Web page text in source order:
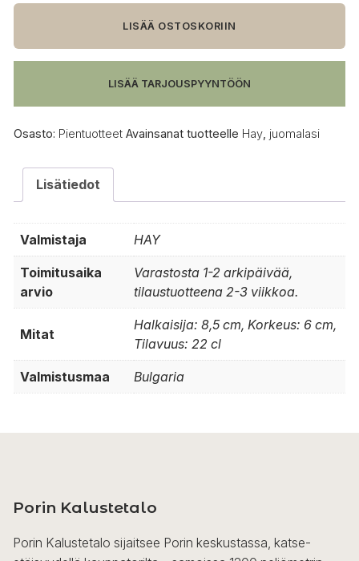
22
4-
pack
LISÄÄ OSTOSKORIIN
LISÄÄ TARJOUSPYYNTÖÖN
Osasto: Pientuotteet Avainsanat tuotteelle Hay juomalasi
Lisätiedot
Valmistaja HAY
Toimitusaika
arvio
Varastosta 1-2 arkipäivää,
tilaustuotteena 2-3 viikkoa.
Mitat
Halkaisija: 8,5 cm, Korkeus: 6 cm,
Tilavuus: 22 cl
Valmistusmaa Bulgaria
Porin Kalustetalo
Porin Kalustetalo sijaitsee Porin keskustassa, katse-